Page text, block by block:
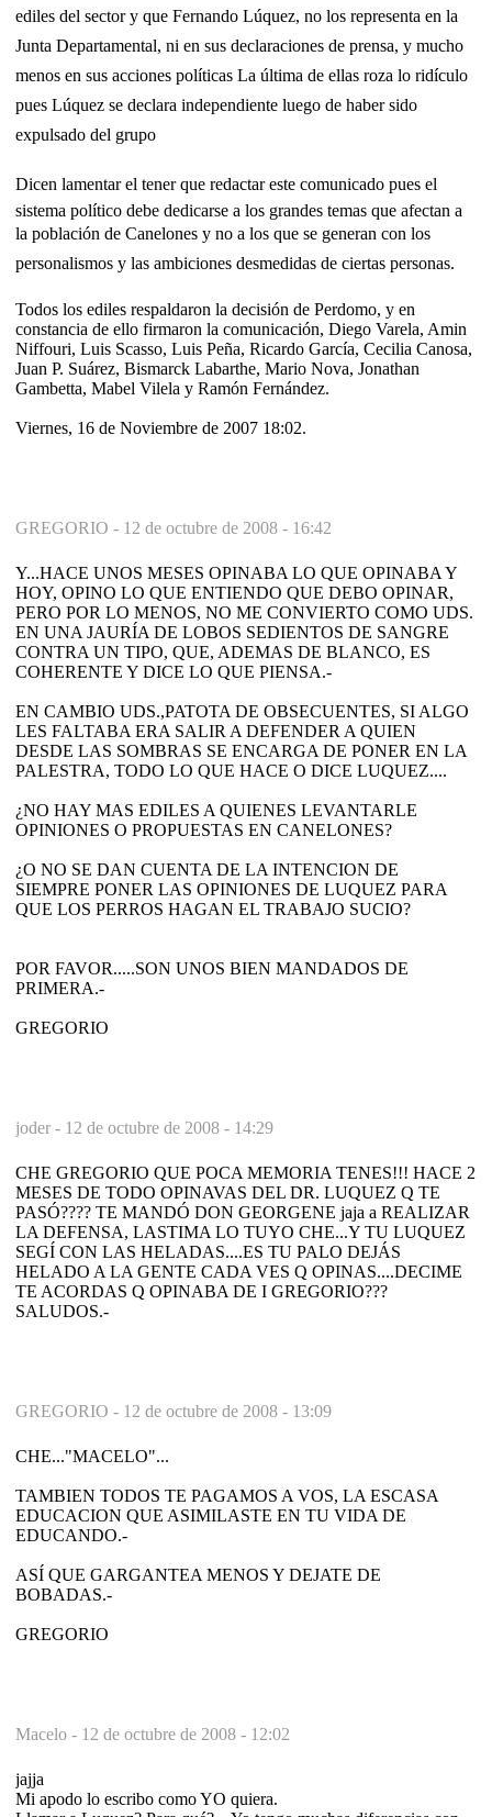
ediles del sector y que Fernando Lúquez, no los representa en la
Junta Departamental, ni en sus declaraciones de prensa, y mucho
menos en sus acciones políticas La última de ellas roza lo ridículo
pues Lúquez se declara independiente luego de haber sido
expulsado del grupo
Dicen lamentar el tener que redactar este comunicado pues el
sistema político debe dedicarse a los grandes temas que afectan a
la población de Canelones y no a los que se generan con los
personalismos y las ambiciones desmedidas de ciertas personas.
Todos los ediles respaldaron la decisión de Perdomo, y en
constancia de ello firmaron la comunicación, Diego Varela, Amin
Niffouri, Luis Scasso, Luis Peña, Ricardo García, Cecilia Canosa,
Juan P. Suárez, Bismarck Labarthe, Mario Nova, Jonathan
Gambetta, Mabel Vilela y Ramón Fernández.
Viernes, 16 de Noviembre de 2007 18:02.
GREGORIO - 12 de octubre de 2008 - 16:42
Y...HACE UNOS MESES OPINABA LO QUE OPINABA Y
HOY, OPINO LO QUE ENTIENDO QUE DEBO OPINAR,
PERO POR LO MENOS, NO ME CONVIERTO COMO UDS.
EN UNA JAURÍA DE LOBOS SEDIENTOS DE SANGRE
CONTRA UN TIPO, QUE, ADEMAS DE BLANCO, ES
COHERENTE Y DICE LO QUE PIENSA.-
EN CAMBIO UDS.,PATOTA DE OBSECUENTES, SI ALGO
LES FALTABA ERA SALIR A DEFENDER A QUIEN
DESDE LAS SOMBRAS SE ENCARGA DE PONER EN LA
PALESTRA, TODO LO QUE HACE O DICE LUQUEZ....
¿NO HAY MAS EDILES A QUIENES LEVANTARLE
OPINIONES O PROPUESTAS EN CANELONES?
¿O NO SE DAN CUENTA DE LA INTENCION DE
SIEMPRE PONER LAS OPINIONES DE LUQUEZ PARA
QUE LOS PERROS HAGAN EL TRABAJO SUCIO?
POR FAVOR.....SON UNOS BIEN MANDADOS DE
PRIMERA.-
GREGORIO
joder - 12 de octubre de 2008 - 14:29
CHE GREGORIO QUE POCA MEMORIA TENES!!! HACE 2
MESES DE TODO OPINAVAS DEL DR. LUQUEZ Q TE
PASÓ???? TE MANDÓ DON GEORGENE jaja a REALIZAR
LA DEFENSA, LASTIMA LO TUYO CHE...Y TU LUQUEZ
SEGÍ CON LAS HELADAS....ES TU PALO DEJÁS
HELADO A LA GENTE CADA VES Q OPINAS....DECIME
TE ACORDAS Q OPINABA DE I GREGORIO???
SALUDOS.-
GREGORIO - 12 de octubre de 2008 - 13:09
CHE..."MACELO"...
TAMBIEN TODOS TE PAGAMOS A VOS, LA ESCASA
EDUCACION QUE ASIMILASTE EN TU VIDA DE
EDUCANDO.-
ASÍ QUE GARGANTEA MENOS Y DEJATE DE
BOBADAS.-
GREGORIO
Macelo - 12 de octubre de 2008 - 12:02
jajja
Mi apodo lo escribo como YO quiera.